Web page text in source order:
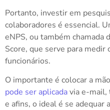
Portanto, investir em
colaboradores é essencial.
eNPS, ou também
Score, que serve para medir
funcionários.
O importante é colocar a
pode ser aplicadavia e-mail,
e afins, o ideal é se adequar